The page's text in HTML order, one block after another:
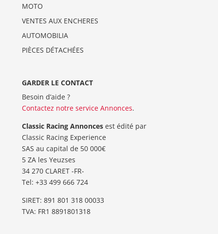
MOTO
VENTES AUX ENCHERES
AUTOMOBILIA
PIÈCES DÉTACHÉES
GARDER LE CONTACT
Besoin d’aide ?
Contactez notre service Annonces.
Classic Racing Annoncesest édité par
Classic Racing Experience
SAS au capital de 50 000€
5 ZA les Yeuzses
34 270 CLARET -FR-
Tel: ‭+33 499 666 724‬
SIRET: 891 801 318 00033
TVA: FR1 8891801318